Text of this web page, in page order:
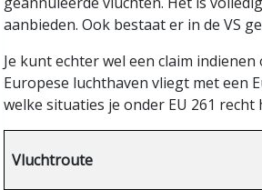
aanbieden. Ook bestaat er in de VS
Je kunt echter wel een claim
Europese luchthaven vliegt met een
welke situaties je onder EU 261 recht
Vluchtroute